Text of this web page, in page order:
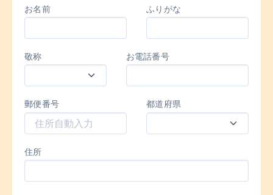
お名前 ふりがな
敬称 お電話番号
郵便番号 都道府県
住所